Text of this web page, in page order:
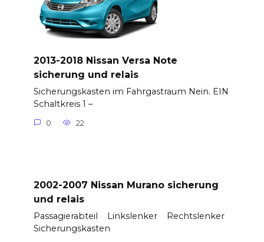
2013-2018 Nissan Versa Note
sicherung und relais
Sicherungskasten im Fahrgastraum Nein. EIN
Schaltkreis 1 –
0 22
2002-2007 Nissan Murano sicherung
und relais
Passagierabteil Linkslenker Rechtslenker
Sicherungskasten